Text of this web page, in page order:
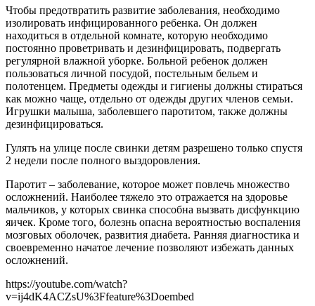
Чтобы предотвратить развитие заболевания, необходимо
изолировать инфицированного ребенка. Он должен
находиться в отдельной комнате, которую необходимо
постоянно проветривать и дезинфицировать, подвергать
регулярной влажной уборке. Больной ребенок должен
пользоваться личной посудой, постельным бельем и
полотенцем. Предметы одежды и гигиены должны стираться
как можно чаще, отдельно от одежды других членов семьи.
Игрушки малыша, заболевшего паротитом, также должны
дезинфицироваться.
Гулять на улице после свинки детям разрешено только спустя
2 недели после полного выздоровления.
Паротит – заболевание, которое может повлечь множество
осложнений. Наиболее тяжело это отражается на здоровье
мальчиков, у которых свинка способна вызвать дисфункцию
яичек. Кроме того, болезнь опасна вероятностью воспаления
мозговых оболочек, развития диабета. Ранняя диагностика и
своевременно начатое лечение позволяют избежать данных
осложнений.
https://youtube.com/watch?
v=ij4dK4ACZsU%3Ffeature%3Doembed